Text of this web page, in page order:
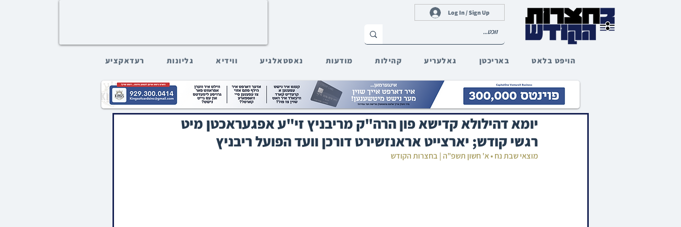
הויפט בלאט באריכטן גאלעריע קהילות מודעות נאסטאלגיע ווידיא גליונות רעדאקציע
Log In / Sign Up
יומא דהילולא קדישא פון הרה"ק מריבניץ זי"ע אפגעראכטן מיט
רגשי קודש; יארצייט אראנזשירט דורכן וועד הפועל ריבניץ
מוצאי שבת נח • א' חשון תשפ"ה | בחצרות הקודש